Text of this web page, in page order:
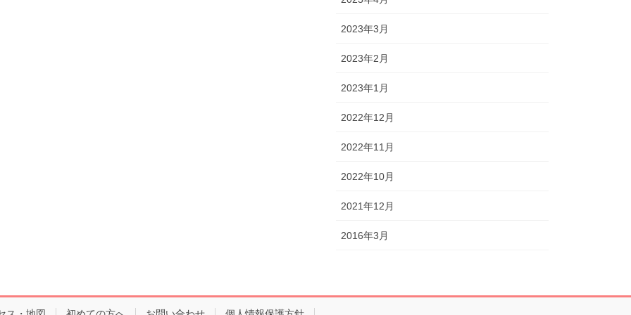
2023年3月
2023年2月
2023年1月
2022年12月
2022年11月
2022年10月
2021年12月
2016年3月